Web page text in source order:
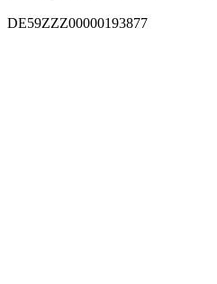
DE59ZZZ00000193877